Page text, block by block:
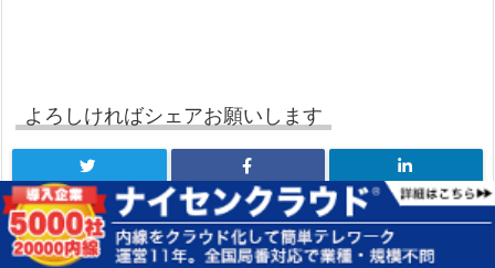
よろしければシェアお願いします
B! Copy